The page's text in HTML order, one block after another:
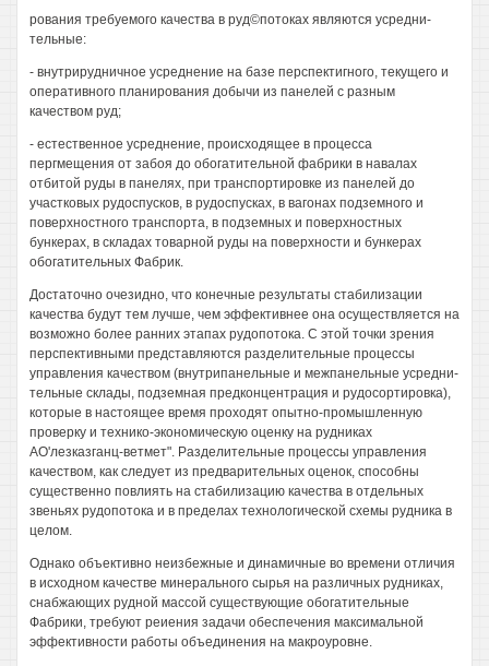
рования требуемого качества в руд©потоках являются усредни-
тельные:
- внутрирудничное усреднение на базе перспектигного, текущего и
оперативного планирования добычи из панелей с разным
качеством руд;
- естественное усреднение, происходящее в процесса
пергмещения от забоя до обогатительной фабрики в навалах
отбитой руды в панелях, при транспортировке из панелей до
участковых рудоспусков, в рудоспусках, в вагонах подземного и
поверхностного транспорта, в подземных и поверхностных
бункерах, в складах товарной руды на поверхности и бункерах
обогатительных Фабрик.
Достаточно очезидно, что конечные результаты стабилизации
качества будут тем лучше, чем эффективнее она осуществляется на
возможно более ранних этапах рудопотока. С этой точки зрения
перспективными представляются разделительные процессы
управления качеством (внутрипанельные и межпанельные усредни-
тельные склады, подземная предконцентрация и рудосортировка),
которые в настоящее время проходят опытно-промышленную
проверку и технико-экономическую оценку на рудниках
АО'лезказганц-ветмет". Разделительные процессы управления
качеством, как следует из предварительных оценок, способны
существенно повлиять на стабилизацию качества в отдельных
звеньях рудопотока и в пределах технологической схемы рудника в
целом.
Однако объективно неизбежные и динамичные во времени отличия
в исходном качестве минерального сырья на различных рудниках,
снабжающих рудной массой существующие обогатительные
Фабрики, требуют реиения задачи обеспечения максимальной
эффективности работы объединения на макроуровне.